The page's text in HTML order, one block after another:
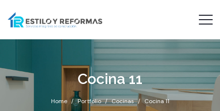
Cocina 11
Home Portfolio Cocinas Cocina 11